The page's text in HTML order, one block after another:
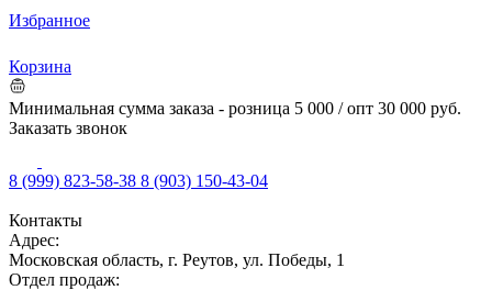
Избранное
Корзина
Минимальная сумма заказа - розница 5 000 / опт 30 000 руб.
Заказать звонок
8 (999) 823-58-38 8 (903) 150-43-04
Контакты
Адрес:
Московская область, г. Реутов, ул. Победы, 1
Отдел продаж: